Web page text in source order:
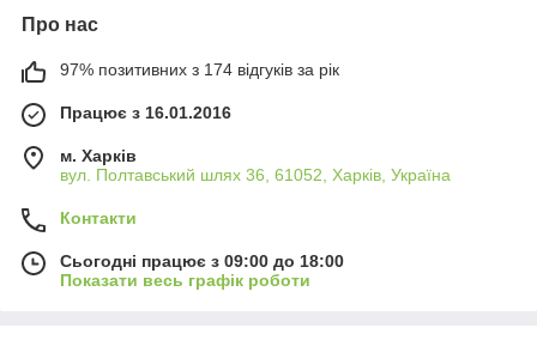
Про нас
97% позитивних з 174 відгуків за рік
Працює з 16.01.2016
м. Харків
вул. Полтавський шлях 36, 61052, Харків, Україна
Контакти
Сьогодні працює з 09:00 до 18:00
Показати весь графік роботи